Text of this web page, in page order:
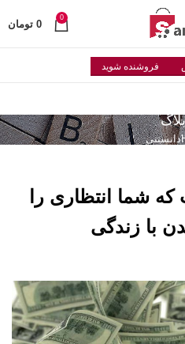
0
0 تومان
فروشنده شوید
دانستنی
شما انتظاری را
با زندگی